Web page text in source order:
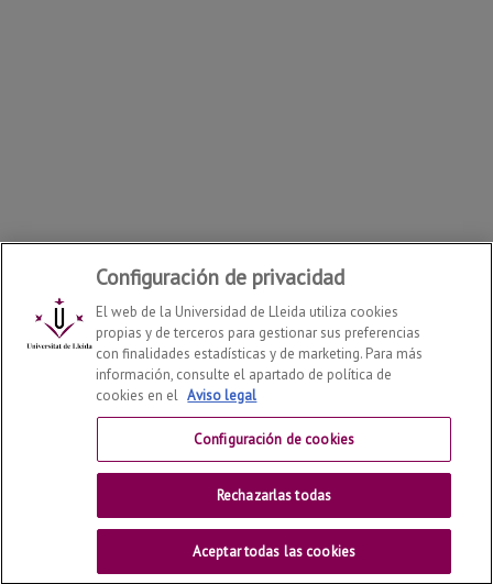
Departamento de Filología y Comunicación
Contactar
Universitat de Lleida
Configuración de privacidad
El web de la Universidad de Lleida utiliza cookies
propias y de terceros para gestionar sus preferencias
con finalidades estadísticas y de marketing. Para más
información, consulte el apartado de política de
cookies en el Aviso legal
Configuración de cookies
Rechazarlas todas
Aceptar todas las cookies